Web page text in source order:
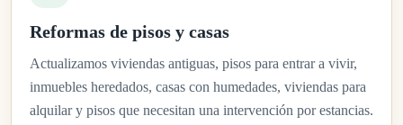
Reformas de pisos y casas
Actualizamos viviendas antiguas, pisos para entrar a vivir,
inmuebles heredados, casas con humedades, viviendas para
alquilar y pisos que necesitan una intervención por estancias.